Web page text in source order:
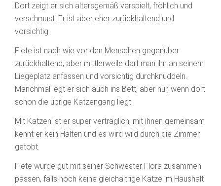
Dort zeigt er sich altersgemäß verspielt, fröhlich und
verschmust. Er ist aber eher zurückhaltend und
vorsichtig.
Fiete ist nach wie vor den Menschen gegenüber
zurückhaltend, aber mittlerweile darf man ihn an seinem
Liegeplatz anfassen und vorsichtig durchknuddeln.
Manchmal legt er sich auch ins Bett, aber nur, wenn dort
schon die übrige Katzengang liegt.
Mit Katzen ist er super verträglich, mit ihnen gemeinsam
kennt er kein Halten und es wird wild durch die Zimmer
getobt.
Fiete würde gut mit seiner Schwester Flora zusammen
passen, falls noch keine gleichaltrige Katze im Haushalt